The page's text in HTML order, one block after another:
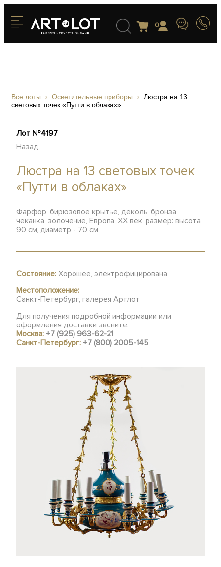
0
Все лоты Осветительные приборы
Люстра на 13
световых точек «Путти в облаках»
Лот №4197
Назад
Люстра на 13 световых точек
«Путти в облаках»
Фарфор, бирюзовое крытье, деколь, бронза,
чеканка, золочение, Европа, ХХ век, размер: высота
90 см, диаметр - 70 см
Состояние: Хорошее, электрофицирована
Местоположение:
Санкт-Петербург, галерея Артлот
Для получения подробной информации или
оформления доставки звоните:
Москва:+7 (925) 963-62-21
Санкт-Петербург:+7 (800) 2005-145